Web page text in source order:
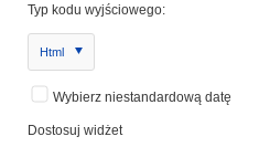
Typ kodu wyjściowego:
Html
Wybierz niestandardową datę
Dostosuj widżet